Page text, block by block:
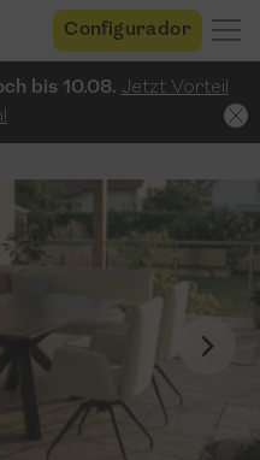
Configurador
bis 10.08. Jetzt Vorteil